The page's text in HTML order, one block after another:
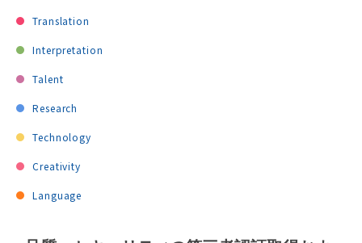
Translation
Interpretation
Talent
Research
Technology
Creativity
Language